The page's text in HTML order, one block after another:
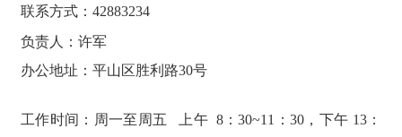
联系方式：42883234
负责人：许军
办公地址：平山区胜利路30号
工作时间：周一至周五   上午  8：30~11：30，下午 13：